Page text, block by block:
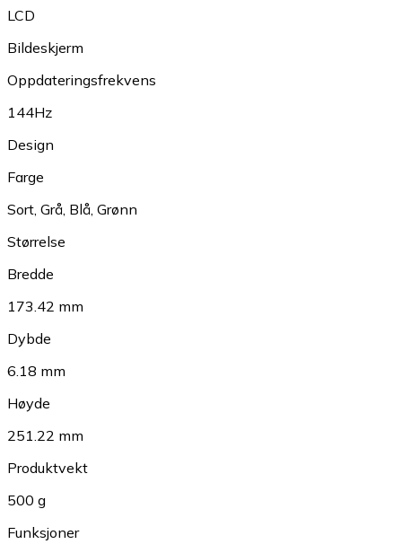
LCD
Bildeskjerm
Oppdateringsfrekvens
144Hz
Design
Farge
Sort, Grå, Blå, Grønn
Størrelse
Bredde
173.42 mm
Dybde
6.18 mm
Høyde
251.22 mm
Produktvekt
500 g
Funksjoner